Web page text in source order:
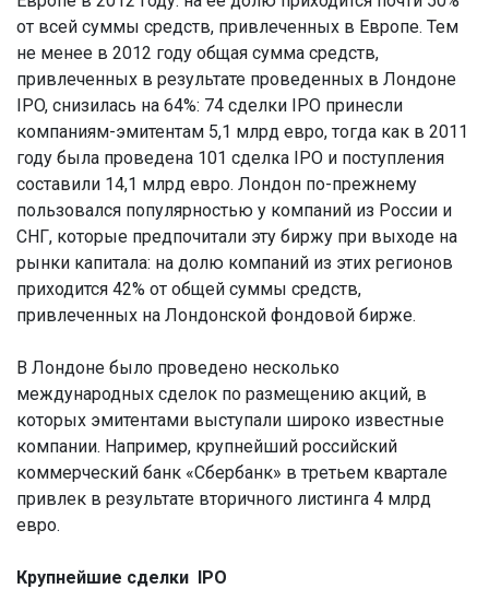
от всей суммы средств, привлеченных в Европе. Тем
не менее в 2012 году общая сумма средств,
привлеченных в результате проведенных в Лондоне
IPO, снизилась на 64%: 74 сделки IPO принесли
компаниям-эмитентам 5,1 млрд евро, тогда как в 2011
году была проведена 101 сделка IPO и поступления
составили 14,1 млрд евро. Лондон по-прежнему
пользовался популярностью у компаний из России и
СНГ, которые предпочитали эту биржу при выходе на
рынки капитала: на долю компаний из этих регионов
приходится 42% от общей суммы средств,
привлеченных на Лондонской фондовой бирже.
В Лондоне было проведено несколько
международных сделок по размещению акций, в
которых эмитентами выступали широко известные
компании. Например, крупнейший российский
коммерческий банк «Сбербанк» в третьем квартале
привлек в результате вторичного листинга 4 млрд
евро.
Крупнейшие сделки IPO